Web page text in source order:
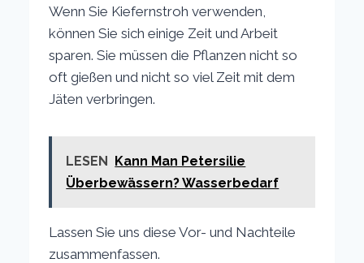
Wenn Sie Kiefernstroh verwenden,
können Sie sich einige Zeit und Arbeit
sparen. Sie müssen die Pflanzen nicht so
oft gießen und nicht so viel Zeit mit dem
Jäten verbringen.
LESEN Kann Man Petersilie
Überbewässern? Wasserbedarf
Lassen Sie uns diese Vor- und Nachteile
zusammenfassen.